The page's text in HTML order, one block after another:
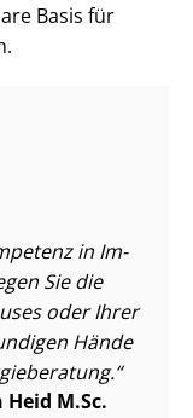
Basis für
in Im­
Sie die
oder Ihrer
Hände
M.Sc.